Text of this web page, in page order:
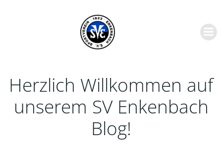
springen
Herzlich Willkommen auf
unserem SV Enkenbach
Blog!